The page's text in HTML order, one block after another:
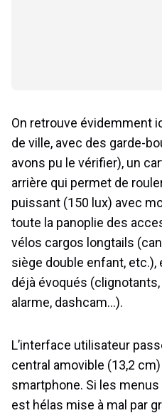
On retrouve évidemment
de ville, avec des garde-
avons pu le vérifier), un
arrière qui permet de
puissant (150 lux) avec
toute la panoplie des
vélos cargos longtails
siège double enfant,
déjà évoqués
alarme, dashcam…).
L’interface utilisateur
central amovible (13,2
smartphone. Si les
est hélas mise à mal par